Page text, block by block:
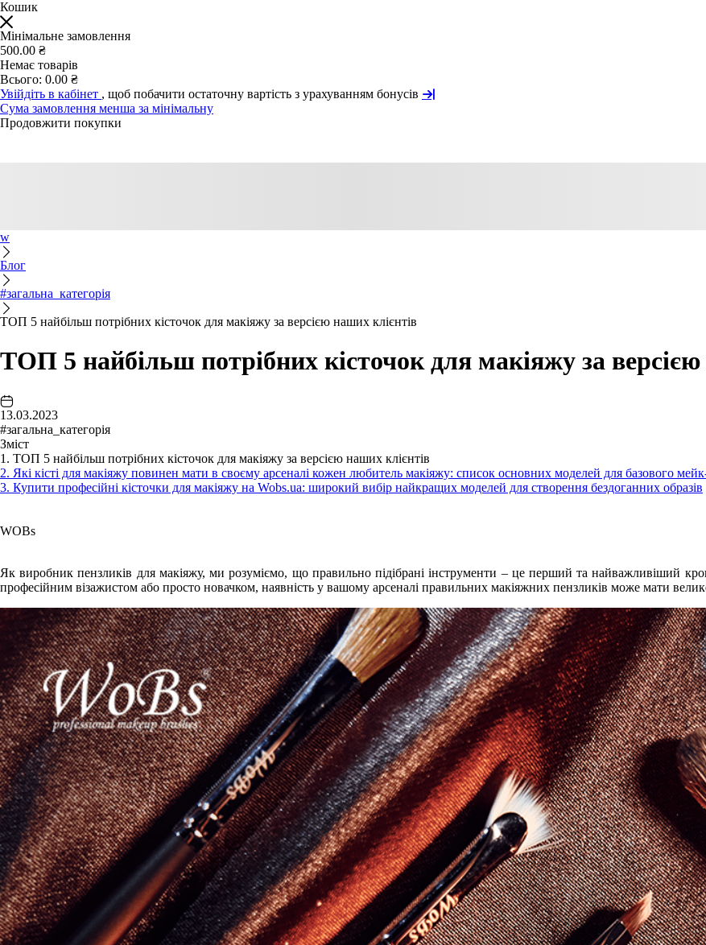
Кошик
Мінімальне замовлення
500.00 ₴
Немає товарів
Всього: 0.00 ₴
Увійдіть в кабінет , щоб побачити остаточну вартість з урахуванням бонусів
Сума замовлення менша за мінімальну
Продовжити покупки
w
Блог
#загальна_категорія
ТОП 5 найбільш потрібних кісточок для макіяжу за версією наших клієнтів
ТОП 5 найбільш потрібних кісточок для макіяжу за
13.03.2023
#загальна_категорія
Зміст
1. ТОП 5 найбільш потрібних кісточок для макіяжу за версією наших клієнтів
2. Які кісті для макіяжу повинен мати в своєму арсеналі кожен любитель макіяжу: список основних моделей для базового
3. Купити професійні кісточки для макіяжу на Wobs.ua: широкий вибір найкращих моделей для створення бездоганних образів
WOBs
Як виробник пензликів для макіяжу, ми розуміємо, що правильно підібрані інструменти – це перший та найважливіший
професійним візажистом або просто новачком, наявність у вашому арсеналі правильних макіяжних пензликів може мати